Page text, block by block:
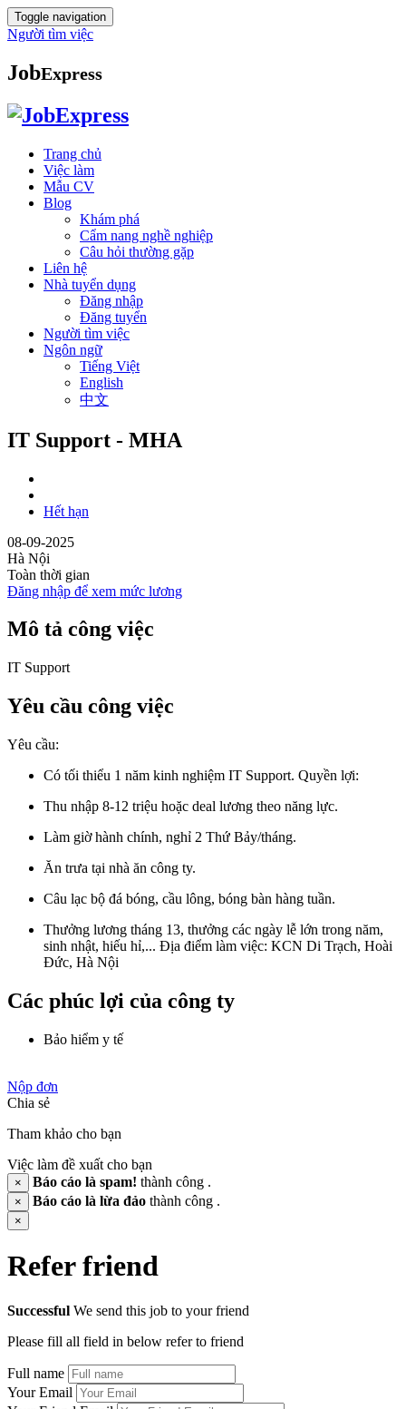
Toggle navigation
Người tìm việc
JobExpress
Trang chủ
Việc làm
Mẫu CV
Blog
Khám phá
Cẩm nang nghề nghiệp
Câu hỏi thường gặp
Liên hệ
Nhà tuyển dụng
Đăng nhập
Đăng tuyển
Người tìm việc
Ngôn ngữ
Tiếng Việt
English
中文
IT Support - MHA
Hết hạn
08-09-2025
Hà Nội
Toàn thời gian
Đăng nhập để xem mức lương
Mô tả công việc
IT Support
Yêu cầu công việc
Yêu cầu:
Có tối thiểu 1 năm kinh nghiệm IT Support. Quyền lợi:
Thu nhập 8-12 triệu hoặc deal lương theo năng lực.
Làm giờ hành chính, nghỉ 2 Thứ Bảy/tháng.
Ăn trưa tại nhà ăn công ty.
Câu lạc bộ đá bóng, cầu lông, bóng bàn hàng tuần.
Thưởng lương tháng 13, thưởng các ngày lễ lớn trong năm,
sinh nhật, hiếu hỉ,... Địa điểm làm việc: KCN Di Trạch, Hoài
Đức, Hà Nội
Các phúc lợi của công ty
Bảo hiểm y tế
Nộp đơn
Chia sẻ
Tham khảo cho bạn
Việc làm đề xuất cho bạn
× Báo cáo là spam! thành công .
× Báo cáo là lừa đảo thành công .
×
Refer friend
Successful We send this job to your friend
Please fill all field in below refer to friend
Full name
Your Email